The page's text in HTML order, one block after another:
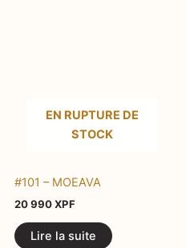
EN RUPTURE DE
STOCK
#101 – MOEAVA
20 990XPF
Lire la suite